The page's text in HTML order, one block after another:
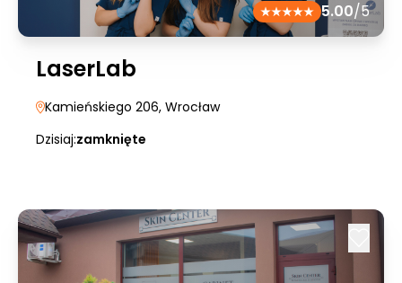
5.00/5
LaserLab
Kamieńskiego 206, Wrocław
Dzisiaj:zamknięte